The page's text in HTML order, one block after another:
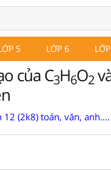
5 LỚP 6
của C3H6O2
12 (2k8) toán, văn,